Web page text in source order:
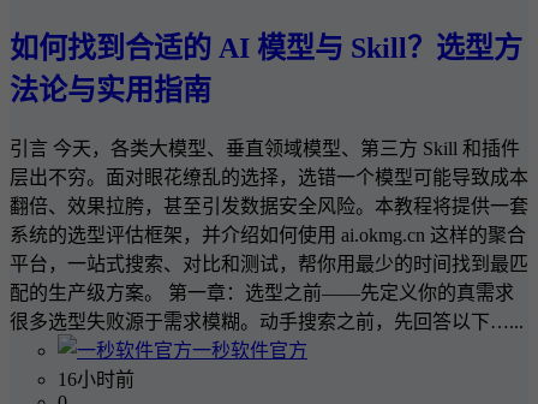
如何找到合适的 AI 模型与 Skill？选型方
法论与实用指南
引言 今天，各类大模型、垂直领域模型、第三方 Skill 和插件
层出不穷。面对眼花缭乱的选择，选错一个模型可能导致成本
翻倍、效果拉胯，甚至引发数据安全风险。本教程将提供一套
系统的选型评估框架，并介绍如何使用 ai.okmg.cn 这样的聚合
平台，一站式搜索、对比和测试，帮你用最少的时间找到最匹
配的生产级方案。 第一章：选型之前——先定义你的真需求
很多选型失败源于需求模糊。动手搜索之前，先回答以下…...
一秒软件官方
16小时前